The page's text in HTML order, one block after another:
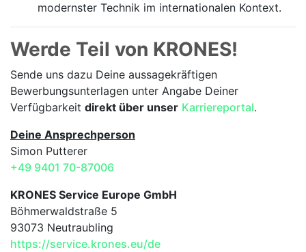
modernster Technik im internationalen Kontext.
Werde Teil von KRONES!
Sende uns dazu Deine aussage­kräftigen
Bewerbungsunterlagen unter Angabe Deiner
Verfügbarkeit direkt über unser Karriereportal.
Deine Ansprechperson
Simon Putterer
+49 9401 70-87006
KRONES Service Europe GmbH
Böhmerwaldstraße 5
93073 Neutraubling
https://service.krones.eu/de